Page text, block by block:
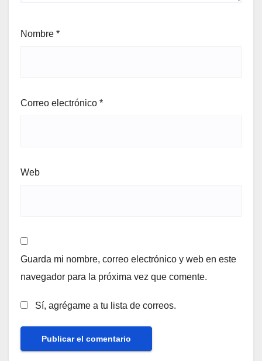
Nombre *
Correo electrónico *
Web
Guarda mi nombre, correo electrónico y web en este
navegador para la próxima vez que comente.
Sí, agrégame a tu lista de correos.